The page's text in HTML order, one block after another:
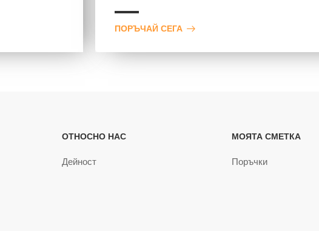
ПОРЪЧАЙ СЕГА
ОТНОСНО НАС
Дейност
МОЯТА СМЕТКА
Поръчки